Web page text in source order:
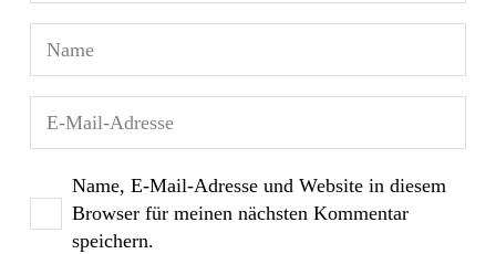
Name, E-Mail-Adresse und Website in diesem
Browser für meinen nächsten Kommentar
speichern.